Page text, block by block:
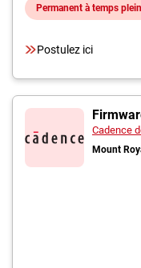
Permanent à temps plein
Postulez ici
Cadence
Mount